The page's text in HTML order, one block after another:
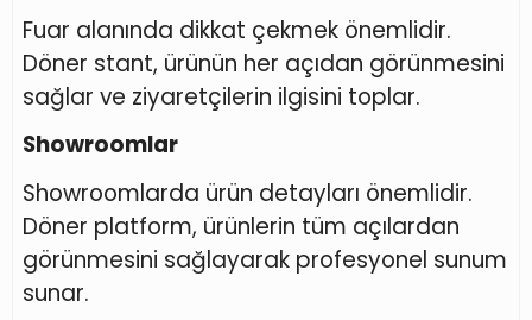
Fuar alanında dikkat çekmek önemlidir.
Döner stant, ürünün her açıdan görünmesini
sağlar ve ziyaretçilerin ilgisini toplar.
Showroomlar
Showroomlarda ürün detayları önemlidir.
Döner platform, ürünlerin tüm açılardan
görünmesini sağlayarak profesyonel sunum
sunar.